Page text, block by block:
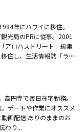
年にハワイに移住。
光局のPRに従事。2001
アロハストリート」編集
住し、生活情報誌「ライ
円寺で毎日在宅勤務。
わり...